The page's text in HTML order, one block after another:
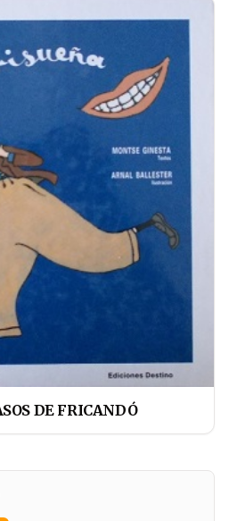
DE FRICANDÓ